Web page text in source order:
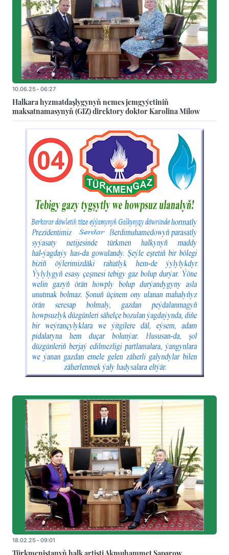
10.06.25 - 06:27
Halkara hyzmatdaşlygynyň nemes jemgyýetiniň
maksatnamasynyň (GIZ) direktory doktor Karolina Milow
18.02.25 - 09:01
Türkmenistanyň halk artisti Akmuhammet Saparow